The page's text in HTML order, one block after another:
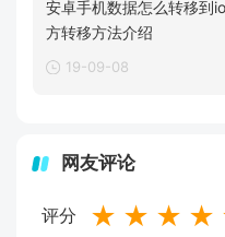
安卓手机数据怎么转移到
方转移方法介绍
19-09-08
网友评论
评分 ★ ★ ★ ★